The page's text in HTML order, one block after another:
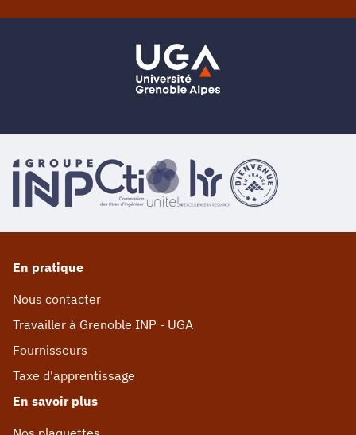
En pratique
Nous contacter
Travailler à Grenoble INP - UGA
Fournisseurs
Taxe d'apprentissage
En savoir plus